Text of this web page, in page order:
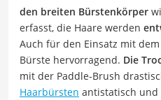
den breiten Bürstenkörper
erfasst, die Haare werden
Auch für den Einsatz mit
Bürste hervorragend. Die
mit der Paddle-Brush
Haarbürsten antistatisch und